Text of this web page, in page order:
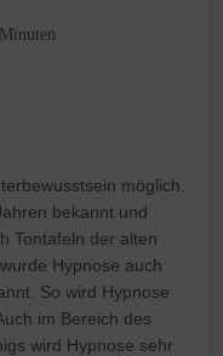
möglich.
bekannt und
Tontafeln der alten
Hypnose auch
So wird Hypnose
im Bereich des
wird Hypnose sehr